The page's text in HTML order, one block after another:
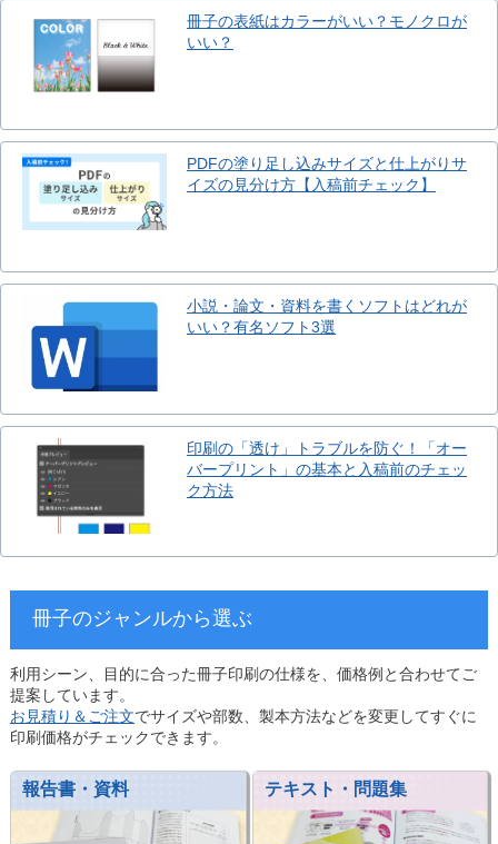
冊子の表紙はカラーがいい？モノクロが
いい？
PDFの塗り足し込みサイズと仕上がりサ
イズの見分け方【入稿前チェック】
小説・論文・資料を書くソフトはどれが
いい？有名ソフト3選
印刷の「透け」トラブルを防ぐ！「オー
バープリント」の基本と入稿前のチェッ
ク方法
冊子のジャンルから選ぶ
利用シーン、目的に合った冊子印刷の仕様を、価格例と合わせてご
提案しています。
お見積り＆ご注文でサイズや部数、製本方法などを変更してすぐに
印刷価格がチェックできます。
報告書・資料 テキスト・問題集